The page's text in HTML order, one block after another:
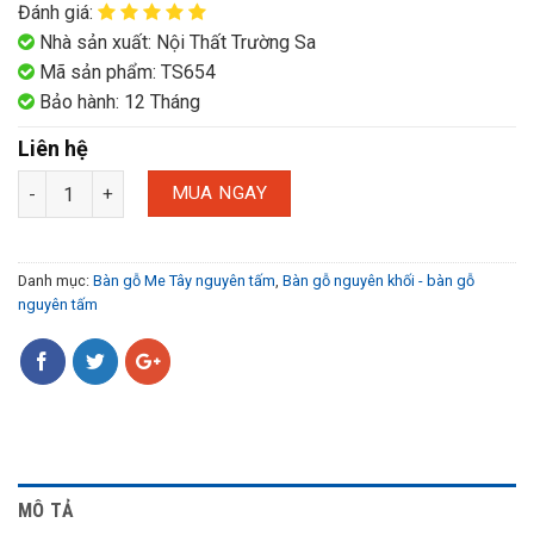
Đánh giá:
Nhà sản xuất: Nội Thất Trường Sa
Mã sản phẩm: TS654
Bảo hành: 12 Tháng
Liên hệ
MUA NGAY
Danh mục: Bàn gỗ Me Tây nguyên tấm, Bàn gỗ nguyên khối - bàn gỗ
nguyên tấm
MÔ TẢ